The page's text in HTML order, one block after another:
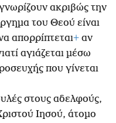
ακριβώς την
του Θεού είναι
απορρίπτεται+ αν
αγιάζεται μέσω
που γίνεται
στους αδελφούς,
Ιησού, άτομο